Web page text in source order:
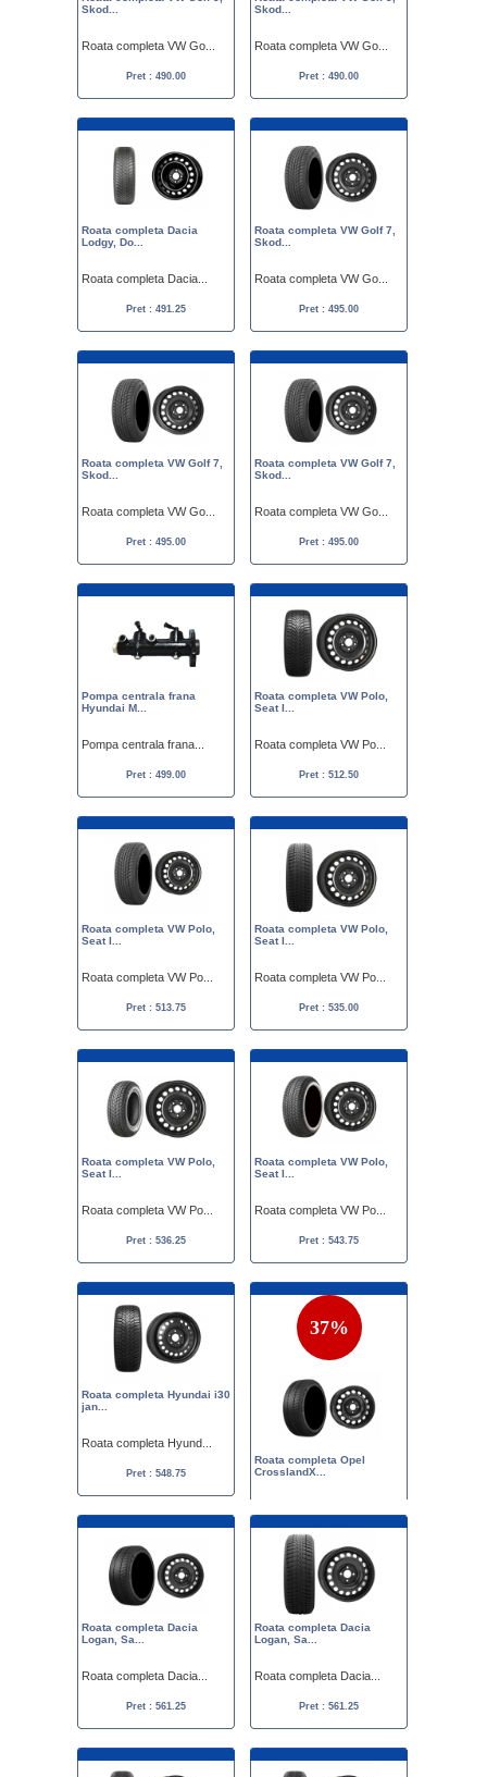
Skod...
Roata completa VW Go...
Pret : 490.00
Skod...
Roata completa VW Go...
Pret : 490.00
Roata completa Dacia
Lodgy, Do...
Roata completa Dacia...
Pret : 491.25
Roata completa VW Golf 7,
Skod...
Roata completa VW Go...
Pret : 495.00
Roata completa VW Golf 7,
Skod...
Roata completa VW Go...
Pret : 495.00
Roata completa VW Golf 7,
Skod...
Roata completa VW Go...
Pret : 495.00
Pompa centrala frana
Hyundai M...
Pompa centrala frana...
Pret : 499.00
Roata completa VW Polo,
Seat I...
Roata completa VW Po...
Pret : 512.50
Roata completa VW Polo,
Seat I...
Roata completa VW Po...
Pret : 513.75
Roata completa VW Polo,
Seat I...
Roata completa VW Po...
Pret : 535.00
Roata completa VW Polo,
Seat I...
Roata completa VW Po...
Pret : 536.25
Roata completa VW Polo,
Seat I...
Roata completa VW Po...
Pret : 543.75
Roata completa Hyundai i30
jan...
Roata completa Hyund...
Pret : 548.75
37%
Roata completa Opel
CrosslandX...
Pret :870.00
Roata completa Dacia
Logan, Sa...
Roata completa Dacia...
Pret : 561.25
Roata completa Dacia
Logan, Sa...
Roata completa Dacia...
Pret : 561.25